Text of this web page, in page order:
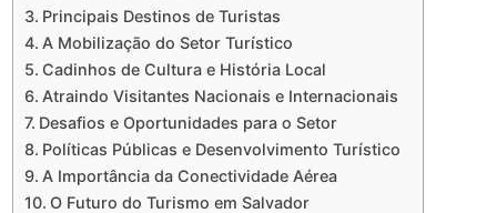
Principais Destinos de Turistas
A Mobilização do Setor Turístico
Cadinhos de Cultura e História Local
Atraindo Visitantes Nacionais e Internacionais
Desafios e Oportunidades para o Setor
Políticas Públicas e Desenvolvimento Turístico
A Importância da Conectividade Aérea
O Futuro do Turismo em Salvador